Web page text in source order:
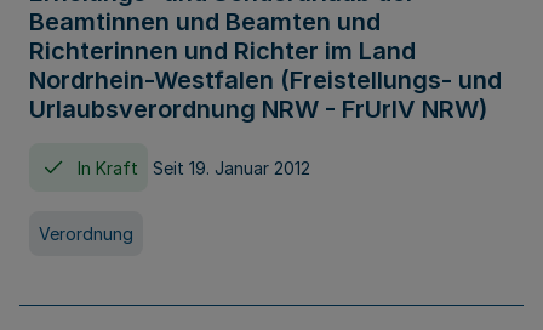
Beamtinnen und Beamten und
Richterinnen und Richter im Land
Nordrhein-Westfalen (Freistellungs- und
Urlaubsverordnung NRW - FrUrlV NRW)
In Kraft Seit 19. Januar 2012
Verordnung